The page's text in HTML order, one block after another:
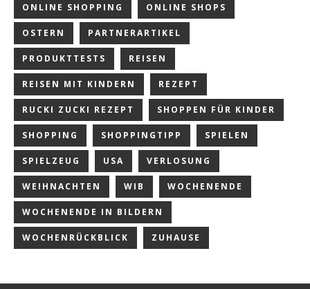
ONLINE SHOPPING ONLINE SHOPS
OSTERN PARTNERARTIKEL
PRODUKTTESTS REISEN
REISEN MIT KINDERN REZEPT
RUCKI ZUCKI REZEPT SHOPPEN FÜR KINDER
SHOPPING SHOPPINGTIPP SPIELEN
SPIELZEUG USA VERLOSUNG
WEIHNACHTEN WIB WOCHENENDE
WOCHENENDE IN BILDERN
WOCHENRÜCKBLICK ZUHAUSE